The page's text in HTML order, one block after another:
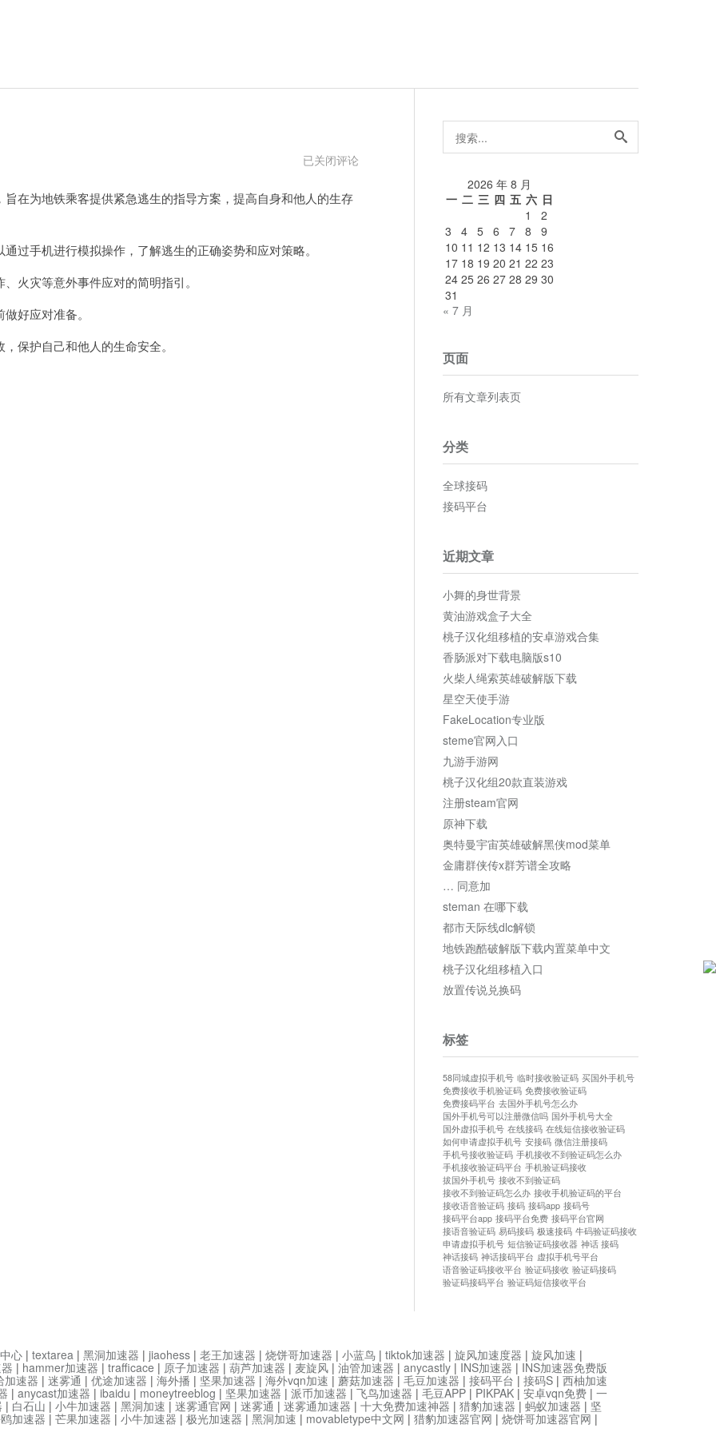
地
生
机
版
已关闭评论
为地铁乘客提供紧急逃生的指导方案，提高自身和他人的生存
手机进行模拟操作，了解逃生的正确姿势和应对策略。
灾等意外事件应对的简明指引。
好应对准备。
护自己和他人的生命安全。
搜
索...
2026 年 8 月
一 二 三 四 五 六 日
1
2
3
4 5 6 7 8
9
10 11 12 13 14 15 16
17 18 19 20 21 22 23
24 25 26 27 28 29 30
31
« 7 月
页面
所有文章列表页
分类
全球接码
接码平台
近期文章
小舞的身世背景
黄油游戏盒子大全
桃子汉化组移植的安卓游戏合集
香肠派对下载电脑版s10
火柴人绳索英雄破解版下载
星空天使手游
FakeLocation专业版
steme官网入口
九游手游网
桃子汉化组20款直装游戏
注册steam官网
原神下载
奥特曼宇宙英雄破解黑侠mod菜单
金庸群侠传x群芳谱全攻略
… 同意加
steman 在哪下载
都市天际线dlc解锁
地铁跑酷破解版下载内置菜单中文
桃子汉化组移植入口
放置传说兑换码
标签
58同城虚拟手机号 临时接收验证码 买国外手机号
免费接收手机验证码 免费接收验证码
免费接码平台 去国外手机号怎么办
国外手机号可以注册微信吗 国外手机号大全
国外虚拟手机号 在线接码 在线短信接收验证码
如何申请虚拟手机号 安接码 微信注册接码
手机号接收验证码 手机接收不到验证码怎么办
手机接收验证码平台 手机验证码接收
拔国外手机号 接收不到验证码
接收不到验证码怎么办 接收手机验证码的平台
接收语音验证码 接码 接码app 接码号
接码平台app 接码平台免费 接码平台官网
接语音验证码 易码接码 极速接码 牛码验证码接收
申请虚拟手机号 短信验证码接收器 神话 接码
神话接码 神话接码平台 虚拟手机号平台
语音验证码接收平台 验证码接收 验证码接码
验证码接码平台 验证码短信接收平台
心 | textarea | 黑洞加速器 | jiaohess | 老王加速器 | 烧饼哥加速器 | 小蓝鸟 | tiktok加速器 | 旋风加速度器 | 旋风加速 |
| hammer加速器 | trafficace | 原子加速器 | 葫芦加速器 | 麦旋风 | 油管加速器 | anycastly | INS加速器 | INS加速器免费版
加速器 | 迷雾通 | 优途加速器 | 海外播 | 坚果加速器 | 海外vqn加速 | 蘑菇加速器 | 毛豆加速器 | 接码平台 | 接码S | 西柚加速
| anycast加速器 | ibaidu | moneytreeblog | 坚果加速器 | 派币加速器 | 飞鸟加速器 | 毛豆APP | PIKPAK | 安卓vqn免费 | 一
| 白石山 | 小牛加速器 | 黑洞加速 | 迷雾通官网 | 迷雾通 | 迷雾通加速器 | 十大免费加速神器 | 猎豹加速器 | 蚂蚁加速器 | 坚
加速器 | 芒果加速器 | 小牛加速器 | 极光加速器 | 黑洞加速 | movabletype中文网 | 猎豹加速器官网 | 烧饼哥加速器官网 |